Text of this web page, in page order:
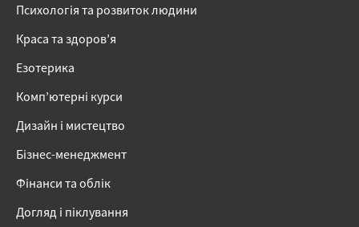
Психологія та розвиток людини
Краса та здоров’я
Езотерика
Комп’ютерні курси
Дизайн і мистецтво
Бізнес-менеджмент
Фінанси та облік
Догляд і піклування